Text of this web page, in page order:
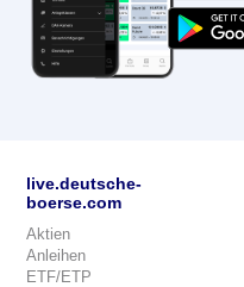
live.deutsche-
boerse.com
Aktien
Anleihen
ETF/ETP